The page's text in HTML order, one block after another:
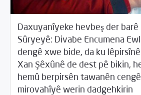
Daxuyanîyeke hevbeş der barê
Sûryeyê: Divabe Encumena
dengê xwe bide, da ku
Xan Şêxûnê de dest pê bikin,
hemû berpirsên tawanên
mirovahîyê werin dadgehkirin
08/2017 Beyannameyên SCMê